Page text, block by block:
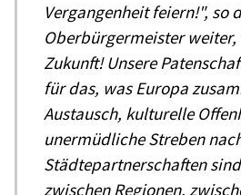
Vergangenheit feiern!", so
Oberbürgermeister
Zukunft! Unsere
für das, was Europa
Austausch, kulturelle
unermüdliche Streben
Städtepartnerschaften
zwischen Regionen,